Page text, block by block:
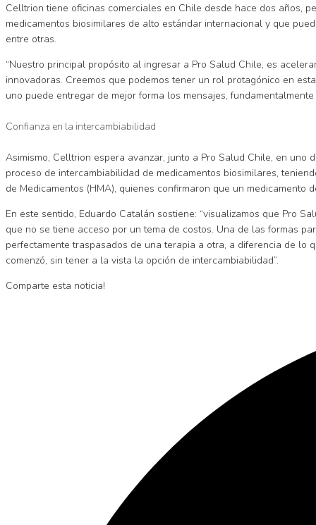
Celltrion tiene oficinas comerciales en Chile desde hace dos años,
medicamentos biosimilares de alto estándar internacional y que
entre otras.
“Nuestro principal propósito al ingresar a Pro Salud Chile, es
innovadoras. Creemos que podemos tener un rol protagónico en
uno puede entregar de mejor forma los mensajes,
Confianza en la intercambiabilidad
Asimismo, Celltrion espera avanzar, junto a Pro Salud Chile, en
proceso de intercambiabilidad de medicamentos biosimilares,
de Medicamentos (HMA), quienes confirmaron que un
En este sentido, Eduardo Catalán sostiene: “visualizamos que Pro
que no se tiene acceso por un tema de costos. Una de las formas
perfectamente traspasados de una terapia a otra, a diferencia de
comenzó, sin tener a la vista la opción de intercambiabilidad”.
Comparte esta noticia!